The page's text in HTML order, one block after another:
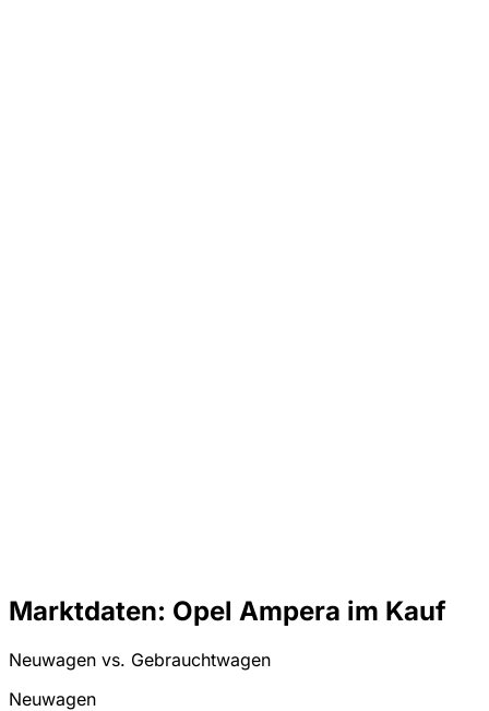
Marktdaten: Opel Ampera im Kauf
Neuwagen vs. Gebrauchtwagen
Neuwagen